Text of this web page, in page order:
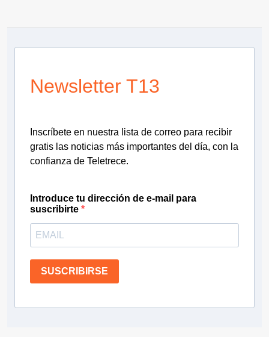
Newsletter T13
Inscríbete en nuestra lista de correo para recibir
gratis las noticias más importantes del día, con la
confianza de Teletrece.
Introduce tu dirección de e-mail para
suscribirte
SUSCRIBIRSE